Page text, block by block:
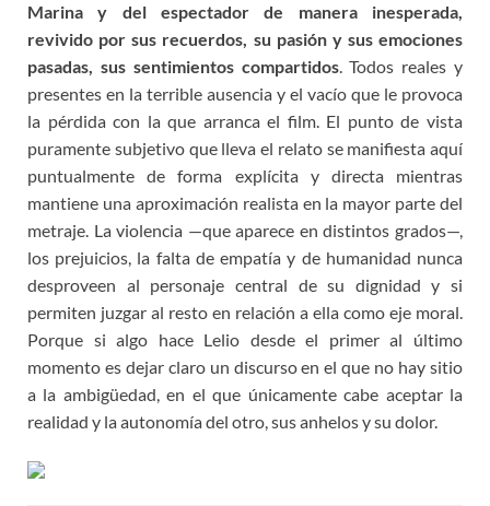
Marina y del espectador de manera inesperada,
revivido por sus recuerdos, su pasión y sus emociones
pasadas, sus sentimientos compartidos. Todos reales y
presentes en la terrible ausencia y el vacío que le provoca
la pérdida con la que arranca el film. El punto de vista
puramente subjetivo que lleva el relato se manifiesta aquí
puntualmente de forma explícita y directa mientras
mantiene una aproximación realista en la mayor parte del
metraje. La violencia —que aparece en distintos grados—,
los prejuicios, la falta de empatía y de humanidad nunca
desproveen al personaje central de su dignidad y si
permiten juzgar al resto en relación a ella como eje moral.
Porque si algo hace Lelio desde el primer al último
momento es dejar claro un discurso en el que no hay sitio
a la ambigüedad, en el que únicamente cabe aceptar la
realidad y la autonomía del otro, sus anhelos y su dolor.